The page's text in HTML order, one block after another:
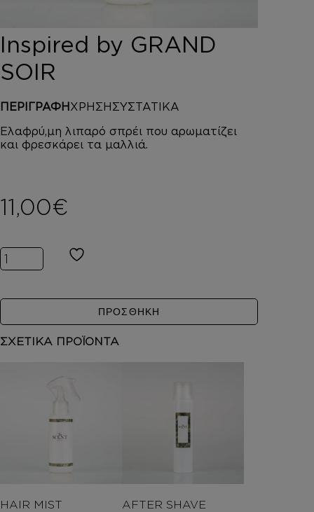
HOROMIA
SPECIAL OFFERS
ΚΑΛΑΘΙ
Inspired by GRAND
SOIR
ΠΕΡΙΓΡΑΦΗ ΧΡΗΣΗ ΣΥΣΤΑΤΙΚΑ
Ελαφρύ,μη λιπαρό σπρέι που αρωματίζει
και φρεσκάρει τα μαλλιά.
11,00€
Inspired by GRAND SOIR ποσότητα
ΠΡΟΣΘΗΚΗ
ΣΧΕΤΙΚΑ ΠΡΟΪΟΝΤΑ
HAIR MIST
AFTER SHAVE